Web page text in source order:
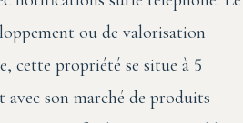
ou de valorisation
cette propriété se situe à 5
son marché de produits